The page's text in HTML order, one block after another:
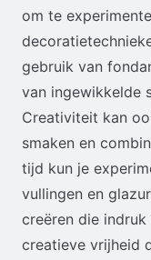
om te
gebruik van
van ingewikkelde
Creativiteit kan
smaken en
tijd kun je
vullingen en
creëren die
creatieve vrijheid